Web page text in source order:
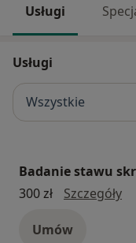
Usługi
Usługi
Wszystkie
Badanie stawu
300 zł
Szczegóły
Umów